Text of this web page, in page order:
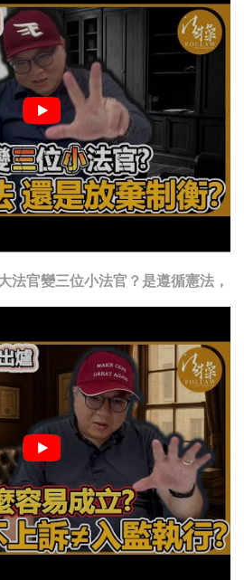
法官變三位小法官？是遵循憲法，